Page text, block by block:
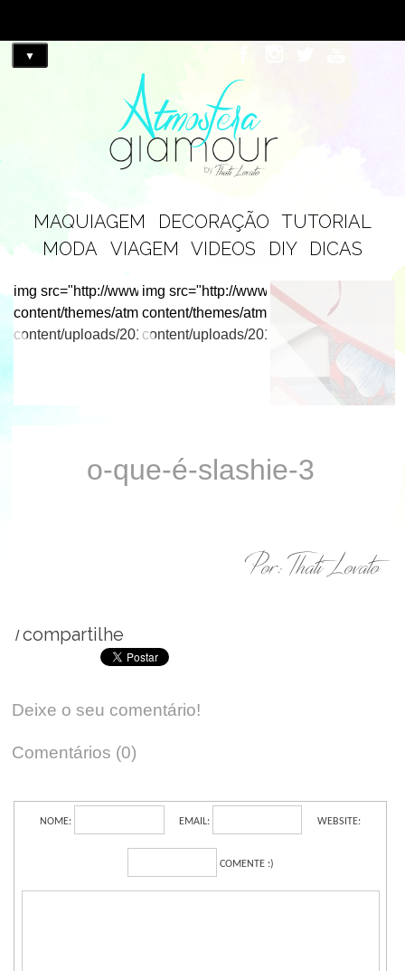
▼
MAQUIAGEM DECORAÇÃO TUTORIAL
MODA
VIAGEM VIDEOS DIY DICAS
img src="http://www.atmosferaglamour.com/wp-
content/themes/atmosfera_glamourhttp://
content/uploads/2018/06/look2.jpg">
Em 26.06.2018
img src="http://
content/themes/
content/uploads/2018/06/o-que-é-
termo?
Em 14.06.2018
deixar a sua
festa junina
o-que-é-slashie-3
Por: Thati Lovato
/compartilhe
Deixe o seu comentário!
Comentários (0)
NOME: EMAIL: WEBSITE:
COMENTE :)